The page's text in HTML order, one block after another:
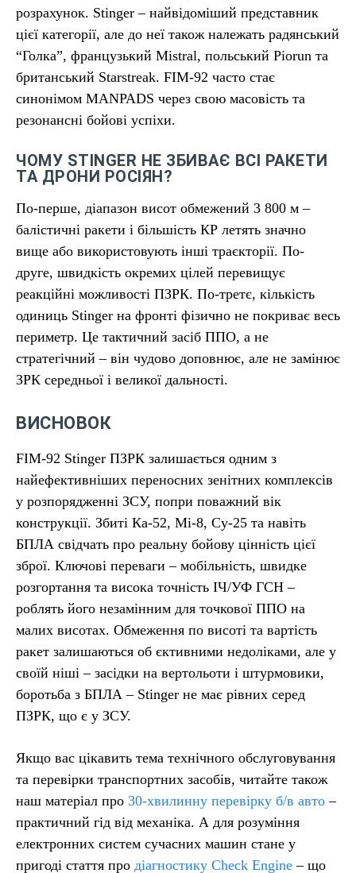
розрахунок. Stinger – найвідоміший представник
цієї категорії, але до неї також належать радянський
“Голка”, французький Mistral, польський Piorun та
британський Starstreak. FIM-92 часто стає
синонімом MANPADS через свою масовість та
резонансні бойові успіхи.
ЧОМУ STINGER НЕ ЗБИВАЄ ВСІ РАКЕТИ
ТА ДРОНИ РОСІЯН?
По-перше, діапазон висот обмежений 3 800 м –
балістичні ракети і більшість КР летять значно
вище або використовують інші траєкторії. По-
друге, швидкість окремих цілей перевищує
реакційні можливості ПЗРК. По-третє, кількість
одиниць Stinger на фронті фізично не покриває весь
периметр. Це тактичний засіб ППО, а не
стратегічний – він чудово доповнює, але не замінює
ЗРК середньої і великої дальності.
ВИСНОВОК
FIM-92 Stinger ПЗРК залишається одним з
найефективніших переносних зенітних комплексів
у розпорядженні ЗСУ, попри поважний вік
конструкції. Збиті Ка-52, Мі-8, Су-25 та навіть
БПЛА свідчать про реальну бойову цінність цієї
зброї. Ключові переваги – мобільність, швидке
розгортання та висока точність ІЧ/УФ ГСН –
роблять його незамінним для точкової ППО на
малих висотах. Обмеження по висоті та вартість
ракет залишаються об єктивними недоліками, але у
своїй ніші – засідки на вертольоти і штурмовики,
боротьба з БПЛА – Stinger не має рівних серед
ПЗРК, що є у ЗСУ.
Якщо вас цікавить тема технічного обслуговування
та перевірки транспортних засобів, читайте також
наш матеріал про 30-хвилинну перевірку б/в авто –
практичний гід від механіка. А для розуміння
електронних систем сучасних машин стане у
пригоді стаття про діагностику Check Engine – що